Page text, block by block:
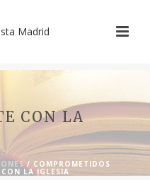
CON LA
/ COMPROMETIDOS
LA IGLESIA